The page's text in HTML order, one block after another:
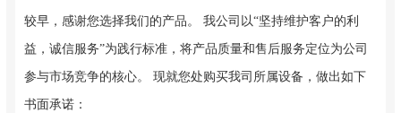
较早，感谢您选择我们的产品。 我公司以“坚持维护客户的利
益，诚信服务”为践行标准，将产品质量和售后服务定位为公司
参与市场竞争的核心。 现就您处购买我司所属设备，做出如下
书面承诺：